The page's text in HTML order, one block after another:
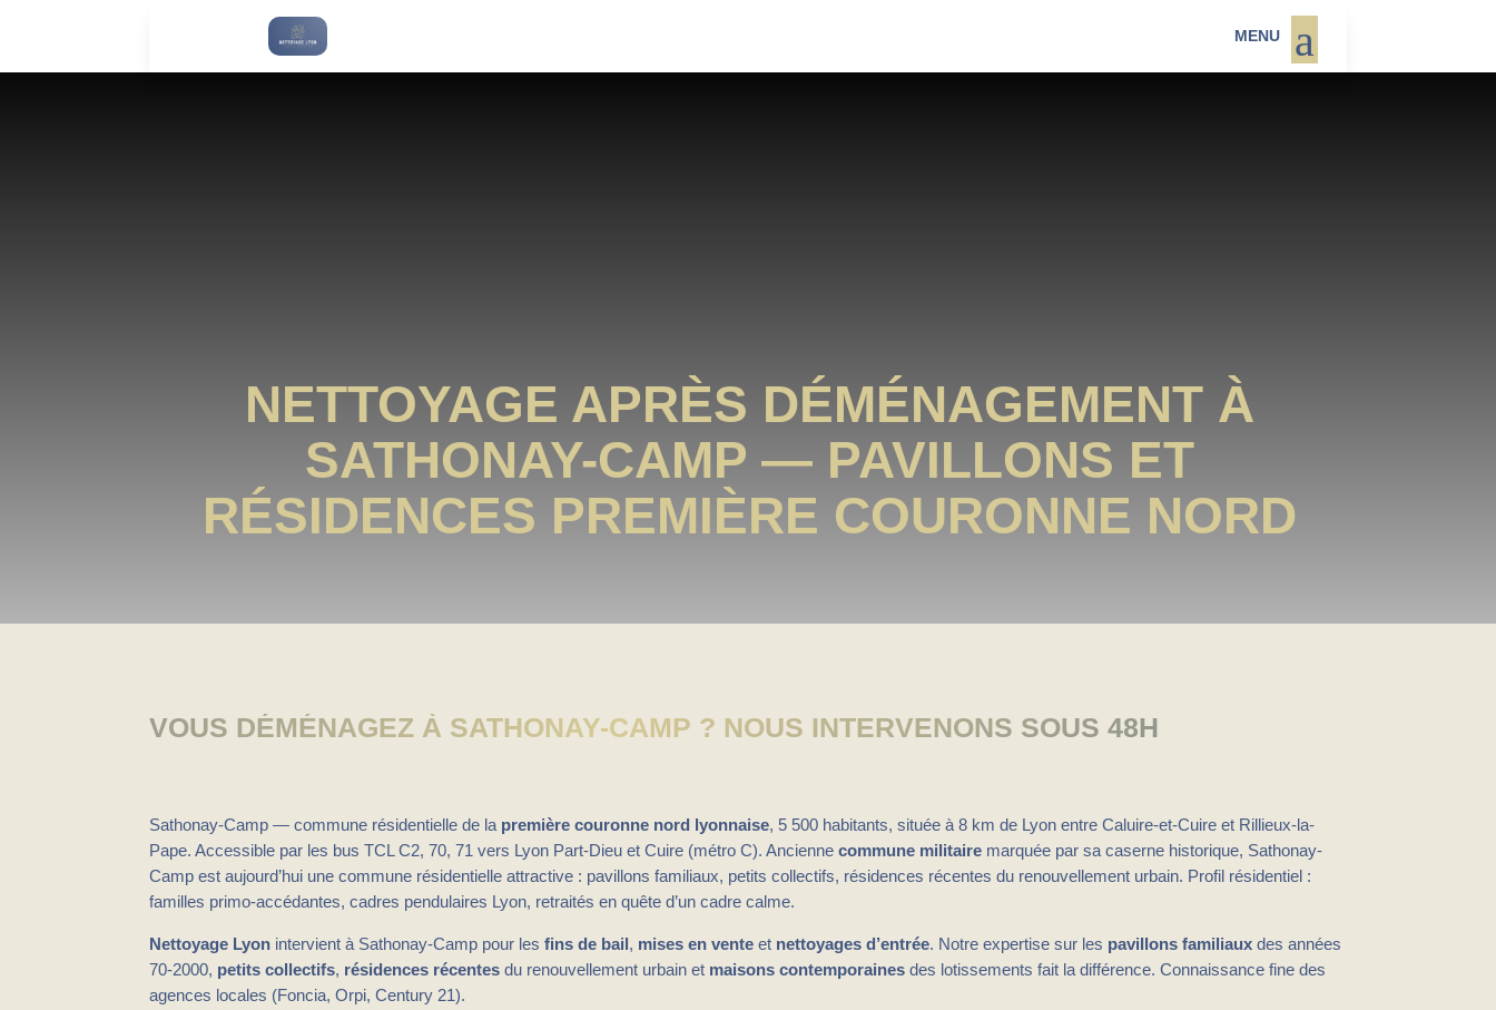
MENU a
NETTOYAGE APRÈS DÉMÉNAGEMENT À
SATHONAY-CAMP — PAVILLONS ET
RÉSIDENCES PREMIÈRE COURONNE NORD
VOUS DÉMÉNAGEZ À SATHONAY-CAMP ? NOUS INTERVENONS SOUS 48H
Sathonay-Camp — commune résidentielle de la première couronne nord lyonnaise, 5 500 habitants, située à 8 km de Lyon entre Caluire-et-Cuire et Rillieux-la-
Pape. Accessible par les bus TCL C2, 70, 71 vers Lyon Part-Dieu et Cuire (métro C). Anciennecommune militaire marquée par sa caserne historique, Sathonay-
Camp est aujourd’hui une commune résidentielle attractive : pavillons familiaux, petits collectifs, résidences récentes du renouvellement urbain. Profil résidentiel :
familles primo-accédantes, cadres pendulaires Lyon, retraités en quête d’un cadre calme.
Nettoyage Lyon intervient à Sathonay-Camp pour lesfins de bail, mises en vente et nettoyages d’entrée. Notre expertise sur les pavillons familiaux des années
70-2000, petits collectifs, résidences récentes du renouvellement urbain et maisons contemporaines des lotissements fait la différence. Connaissance fine des
agences locales (Foncia, Orpi, Century 21).